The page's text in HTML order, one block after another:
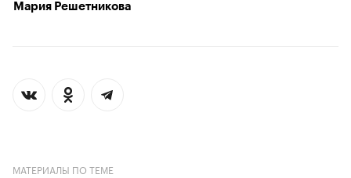
Мария Решетникова
МАТЕРИАЛЫ ПО ТЕМЕ